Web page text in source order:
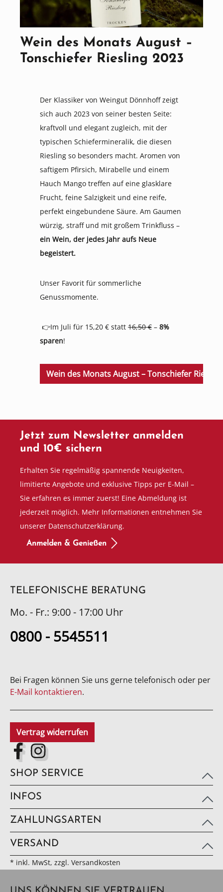
Wein des Monats August –
Tonschiefer Riesling 2023
Der Klassiker von Weingut Dönnhoff zeigt
sich auch 2023 von seiner besten Seite:
kraftvoll und elegant zugleich, mit der
typischen Schiefermineralik, die diesen
Riesling so besonders macht. Aromen von
saftigem Pfirsich, Mirabelle und einem
Hauch Mango treffen auf eine glasklare
Frucht, feine Salzigkeit und eine reife,
perfekt eingebundene Säure. Am Gaumen
würzig, straff und mit großem Trinkfluss –
ein Wein, der jedes Jahr aufs Neue
begeistert.
Unser Favorit für sommerliche
Genussmomente.
👉Im Juli für 15,20 € statt 16,50 € – 8%
sparen!
Wein des Monats August – Tonschiefer
Jetzt zum Newsletter anmelden
und 10€ sichern
Erhalten Sie regelmäßig spannende Neuigkeiten,
limitierte Angebote und exklusive Tipps per E-Mail –
Sie erfahren es immer zuerst! Eine Abmeldung ist
jederzeit möglich. Mehr Informationen entnehmen Sie
unserer Datenschutzerklärung.
Anmelden & Genießen
TELEFONISCHE BERATUNG
Mo. - Fr.: 9:00 - 17:00 Uhr
0800 - 5545511
Bei Fragen können Sie uns gerne telefonisch oder per
E-Mail kontaktieren.
Vertrag widerrufen
SHOP SERVICE
INFOS
ZAHLUNGSARTEN
VERSAND
* inkl. MwSt, zzgl. Versandkosten